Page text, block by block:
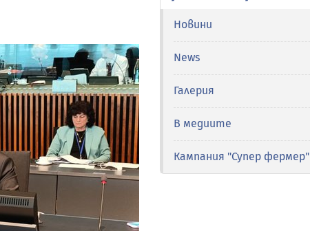
Новини
News
Галерия
В медиите
Кампания "Супер фермер"